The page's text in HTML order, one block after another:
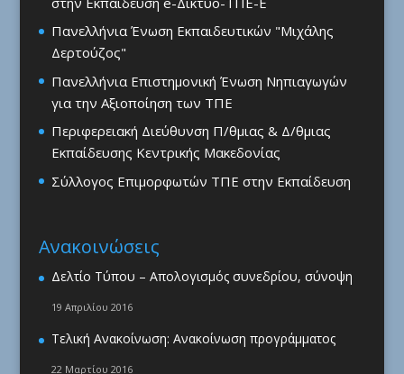
Πανελλήνια Ένωση Εκπαιδευτικών "Μιχάλης
Δερτούζος"
Πανελλήνια Επιστημονική Ένωση Νηπιαγωγών
για την Αξιοποίηση των ΤΠΕ
Περιφερειακή Διεύθυνση Π/θμιας & Δ/θμιας
Εκπαίδευσης Κεντρικής Μακεδονίας
Σύλλογος Επιμορφωτών ΤΠΕ στην Εκπαίδευση
Ανακοινώσεις
Δελτίο Τύπου – Απολογισμός συνεδρίου, σύνοψη
19 Απριλίου 2016
Τελική Ανακοίνωση: Ανακοίνωση προγράμματος
22 Μαρτίου 2016